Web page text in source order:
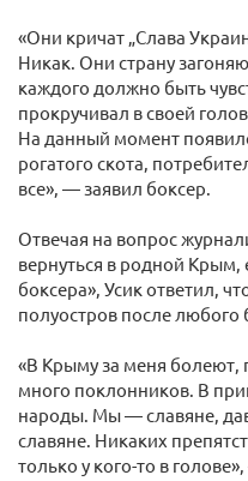
«Они кричат „Слава
Никак. Они страну
каждого должно быть
прокручивал в своей
На данный момент
рогатого скота,
все», — заявил боксер.
Отвечая на вопрос
вернуться в родной Крым,
боксера», Усик ответил,
полуостров после любого
«В Крыму за меня болеют,
много поклонников. В
народы. Мы — славяне,
славяне. Никаких
только у кого-то в